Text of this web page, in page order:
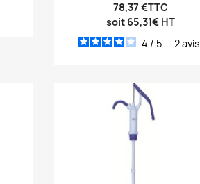
78,37 €TTC
soit 65,31€ HT
4 / 5 - 2avis